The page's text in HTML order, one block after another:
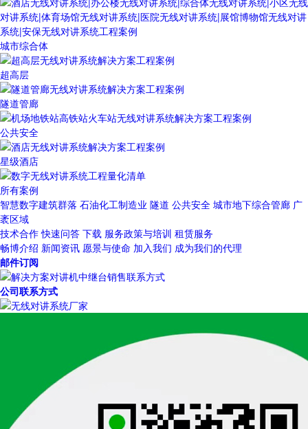
城市综合体
超高层
隧道管廊
公共安全
星级酒店
所有案例
智慧数字建筑群落 石油化工制造业 隧道 公共安全 城市地下综合管廊 广
袤区域
技术合作 快速问答 下载 服务政策与培训 租赁服务
畅博介绍 新闻资讯 愿景与使命 加入我们 成为我们的代理
邮件订阅
公司联系方式